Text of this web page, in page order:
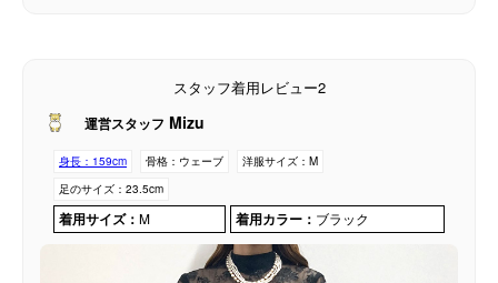
スタッフ着用レビュー2
運営スタッフ Mizu
身長： 159cm 骨格： ウェーブ 洋服サイズ： M
足のサイズ： 23.5cm
着用サイズ： M 着用カラー： ブラック